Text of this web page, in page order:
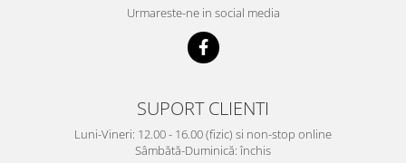
Urmareste-ne in social media
SUPORT CLIENTI
Luni-Vineri: 12.00 - 16.00 (fizic) si non-stop online
Sâmbătă-Duminică: închis